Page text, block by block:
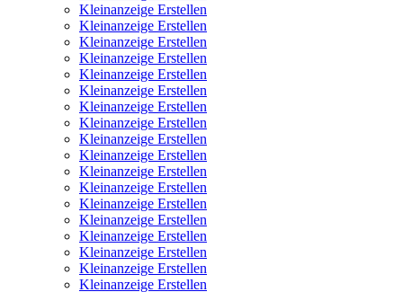
Kleinanzeige Erstellen
Kleinanzeige Erstellen
Kleinanzeige Erstellen
Kleinanzeige Erstellen
Kleinanzeige Erstellen
Kleinanzeige Erstellen
Kleinanzeige Erstellen
Kleinanzeige Erstellen
Kleinanzeige Erstellen
Kleinanzeige Erstellen
Kleinanzeige Erstellen
Kleinanzeige Erstellen
Kleinanzeige Erstellen
Kleinanzeige Erstellen
Kleinanzeige Erstellen
Kleinanzeige Erstellen
Kleinanzeige Erstellen
Kleinanzeige Erstellen